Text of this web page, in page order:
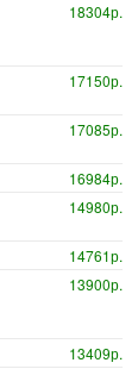
18304р.
17150р.
17085р.
16984р.
14980р.
14761р.
13900р.
13409р.